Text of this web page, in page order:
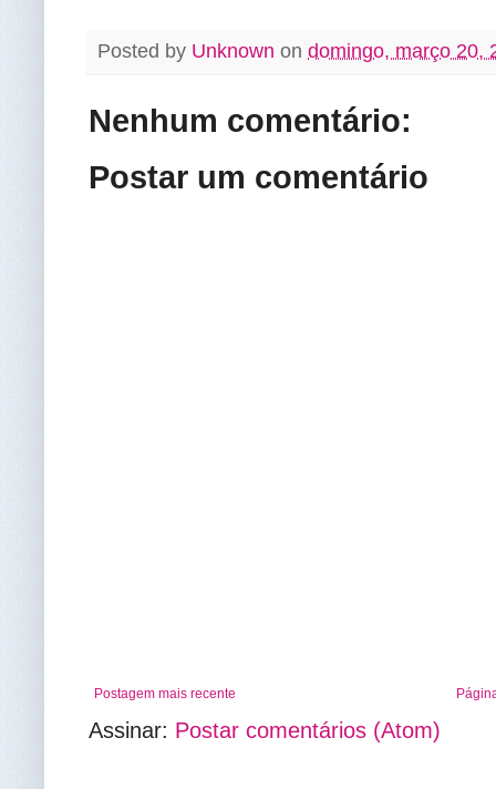
Posted by Unknown on domingo, março 20,
Nenhum comentário:
Postar um comentário
Postagem mais recente
Assinar: Postar comentários (Atom)